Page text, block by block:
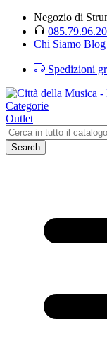
Negozio di
Chi Siamo Blog
Spedizioni
Categorie
Outlet
Search